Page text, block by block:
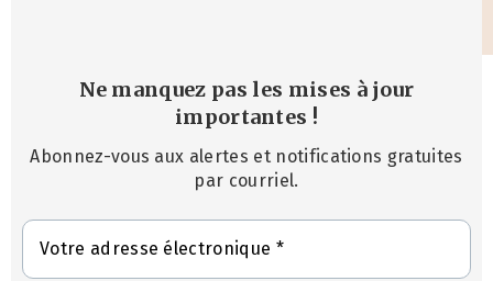
Ne manquez pas les mises à jour
importantes !
Abonnez-vous aux alertes et notifications gratuites
par courriel.